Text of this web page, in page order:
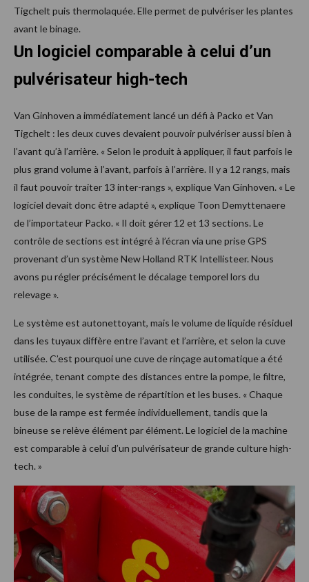
Tigchelt puis thermolaquée. Elle permet de pulvériser les plantes
avant le binage.
Un logiciel comparable à celui d’un
pulvérisateur high-tech
Van Ginhoven a immédiatement lancé un défi à Packo et Van
Tigchelt : les deux cuves devaient pouvoir pulvériser aussi bien à
l’avant qu’à l’arrière. « Selon le produit à appliquer, il faut parfois le
plus grand volume à l’avant, parfois à l’arrière. Il y a 12 rangs, mais
il faut pouvoir traiter 13 inter-rangs », explique Van Ginhoven. « Le
logiciel devait donc être adapté », explique Toon Demyttenaere
de l’importateur Packo. « Il doit gérer 12 et 13 sections. Le
contrôle de sections est intégré à l’écran via une prise GPS
provenant d’un système New Holland RTK Intellisteer. Nous
avons pu régler précisément le décalage temporel lors du
relevage ».
Le système est autonettoyant, mais le volume de liquide résiduel
dans les tuyaux diffère entre l’avant et l’arrière, et selon la cuve
utilisée. C’est pourquoi une cuve de rinçage automatique a été
intégrée, tenant compte des distances entre la pompe, le filtre,
les conduites, le système de répartition et les buses. « Chaque
buse de la rampe est fermée individuellement, tandis que la
bineuse se relève élément par élément. Le logiciel de la machine
est comparable à celui d’un pulvérisateur de grande culture high-
tech. »